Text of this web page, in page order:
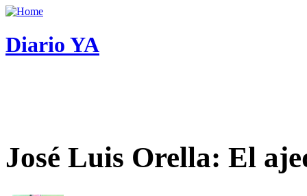
Diario YA
José Luis Orella: El